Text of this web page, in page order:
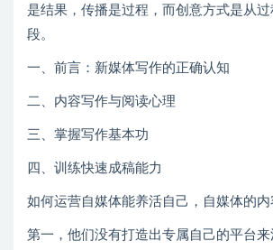
是结果，传播是过程，而创意方式是从
段。
一、前言：新媒体写作的正确认知
二、内容写作与阅读心理
三、掌握写作基本功
四、训练快速成稿能力
如何运营自媒体能养活自己，自媒体的内
第一，他们没有打造出专属自己的平台